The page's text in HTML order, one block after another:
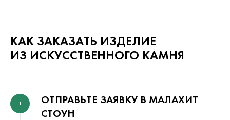
КАК ЗАКАЗАТЬ ИЗДЕЛИЕ
ИЗ ИСКУССТВЕННОГО КАМНЯ
1
ОТПРАВЬТЕ ЗАЯВКУ В МАЛАХИТ
СТОУН